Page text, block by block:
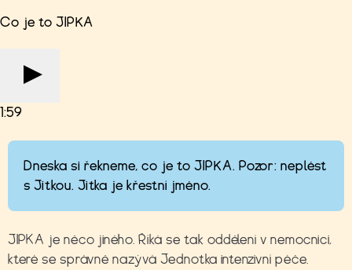
Co je to JIPKA
1:59
Dneska si řekneme, co je to JIPKA. Pozor: neplést
s Jitkou. Jitka je křestní jméno.
JIPKA je něco jiného. Říká se tak oddělení v nemocnici,
které se správně nazývá Jednotka intenzivní péče.